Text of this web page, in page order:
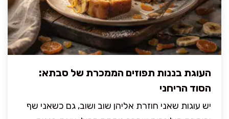
העוגת בננות תפוזים הממכרת של סבתא:
הסוד הריחני
יש עוגות שאני חוזרת אליהן שוב ושוב, גם כשאני שף